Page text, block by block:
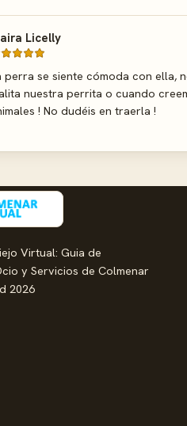
Licelly
perra se siente cómoda con ella,
nuestra perrita o cuando
! No dudéis en traerla !
Virtual: Guia de
y Servicios de Colmenar
2026